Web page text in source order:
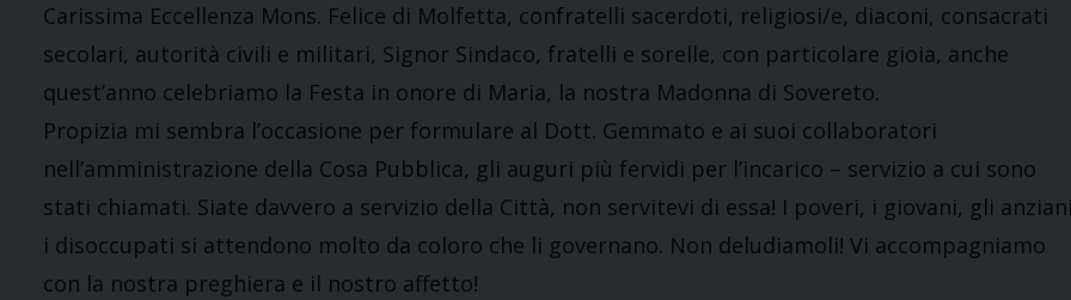
Carissima Eccellenza Mons. Felice di Molfetta, confratelli sacerdoti, religiosi/e, diaconi, consacrati
secolari, autorità civili e militari, Signor Sindaco, fratelli e sorelle, con particolare gioia, anche
quest’anno celebriamo la Festa in onore di Maria, la nostra Madonna di Sovereto.
Propizia mi sembra l’occasione per formulare al Dott. Gemmato e ai suoi collaboratori
nell’amministrazione della Cosa Pubblica, gli auguri più fervidi per l’incarico – servizio a cui sono
stati chiamati. Siate davvero a servizio della Città, non servitevi di essa! I poveri, i giovani, gli
i disoccupati si attendono molto da coloro che li governano. Non deludiamoli! Vi accompagniamo
con la nostra preghiera e il nostro affetto!